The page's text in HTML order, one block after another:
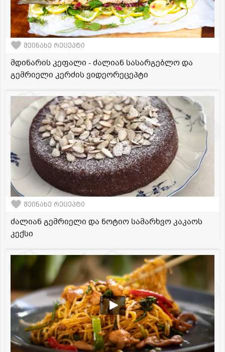
შეინახე რეცეპტი
მდინარის კეფალი - ძალიან სასარგებლო და
გემრიელი კერძის ვიდეორეცეპტი
შეინახე რეცეპტი
ძალიან გემრიელი და ნოტიო სამარხვო კაკაოს
კექსი